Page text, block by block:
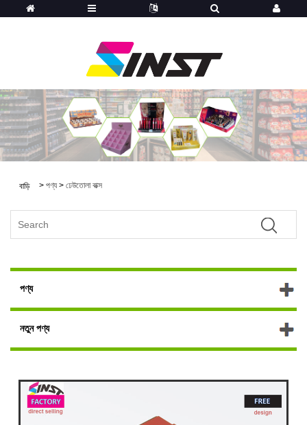
বাড়ি > পণ্য> ঢেউতোলা বাক্স
পণ্য
নতুন পণ্য